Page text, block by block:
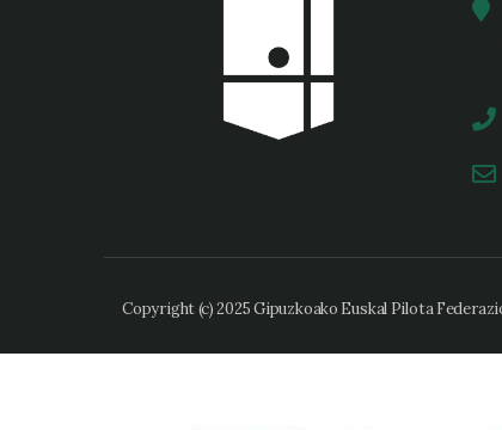
Copyright (c) 2025 Gipuzkoako Euskal Pilota